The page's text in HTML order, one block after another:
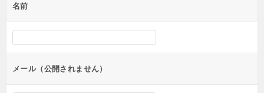
ー
シ
ン
名前
メール（公開されません）